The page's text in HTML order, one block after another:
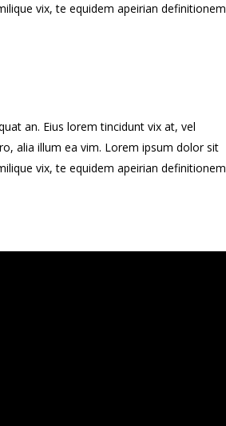
vix, te equidem apeirian definitionem
an. Eius lorem tincidunt vix at, vel
alia illum ea vim. Lorem ipsum dolor sit
vix, te equidem apeirian definitionem